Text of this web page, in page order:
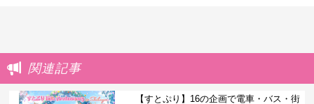
関連記事
【すとぷり】16の企画で電車・バス・街